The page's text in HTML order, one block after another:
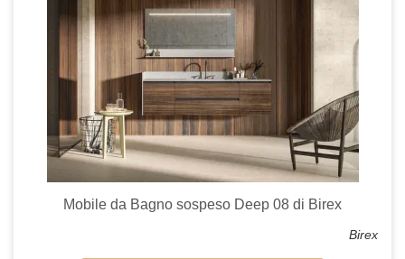
Mobile da Bagno sospeso Deep 08 di Birex
Birex